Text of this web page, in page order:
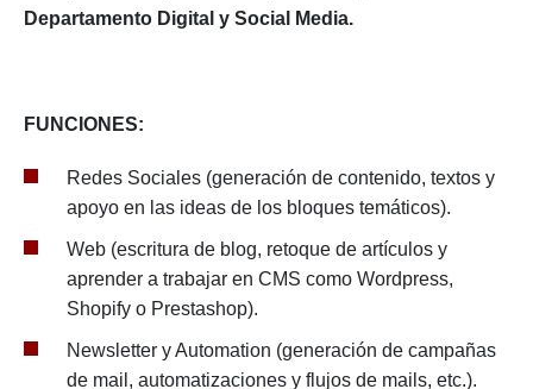
Departamento Digital y Social Media.
FUNCIONES:
Redes Sociales (generación de contenido, textos y
apoyo en las ideas de los bloques temáticos).
Web (escritura de blog, retoque de artículos y
aprender a trabajar en CMS como Wordpress,
Shopify o Prestashop).
Newsletter y Automation (generación de campañas
de mail, automatizaciones y flujos de mails, etc.).